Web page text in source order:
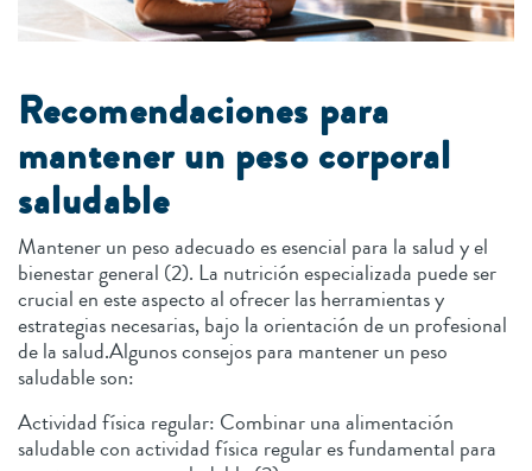
Recomendaciones para
mantener un peso corporal
saludable
Mantener un peso adecuado es esencial para la salud y el
bienestar general (2). La nutrición especializada puede ser
crucial en este aspecto al ofrecer las herramientas y
estrategias necesarias, bajo la orientación de un profesional
de la salud.Algunos consejos para mantener un peso
saludable son:
Actividad física regular: Combinar una alimentación
saludable con actividad física regular es fundamental para